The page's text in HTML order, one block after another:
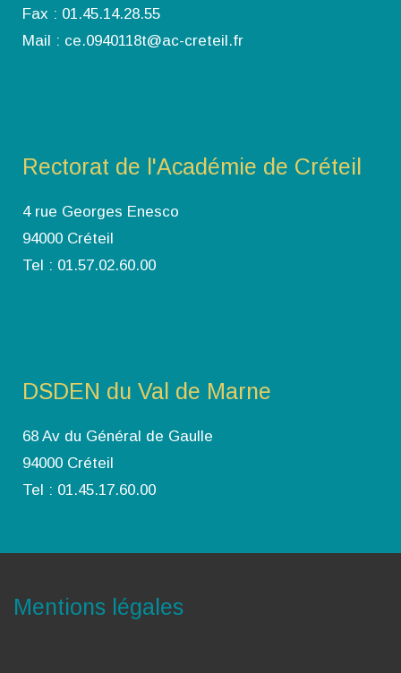
Fax : 01.45.14.28.55
Mail : ce.0940118t@ac-creteil.fr
Rectorat de l'Académie de Créteil
4 rue Georges Enesco
94000 Créteil
Tel : 01.57.02.60.00
DSDEN du Val de Marne
68 Av du Général de Gaulle
94000 Créteil
Tel : 01.45.17.60.00
Mentions légales